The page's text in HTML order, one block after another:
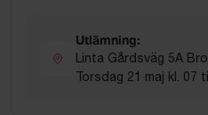
Utlämning:
Linta Gårdsväg 5A
Torsdag 21 maj kl. 07